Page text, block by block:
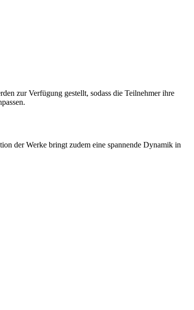
zur Verfügung gestellt, sodass die Teilnehmer ihre
der Werke bringt zudem eine spannende Dynamik in